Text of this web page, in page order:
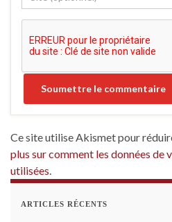
Ce site utilise Akismet pour
plus sur comment les données de
utilisées.
ARTICLES RÉCENTS